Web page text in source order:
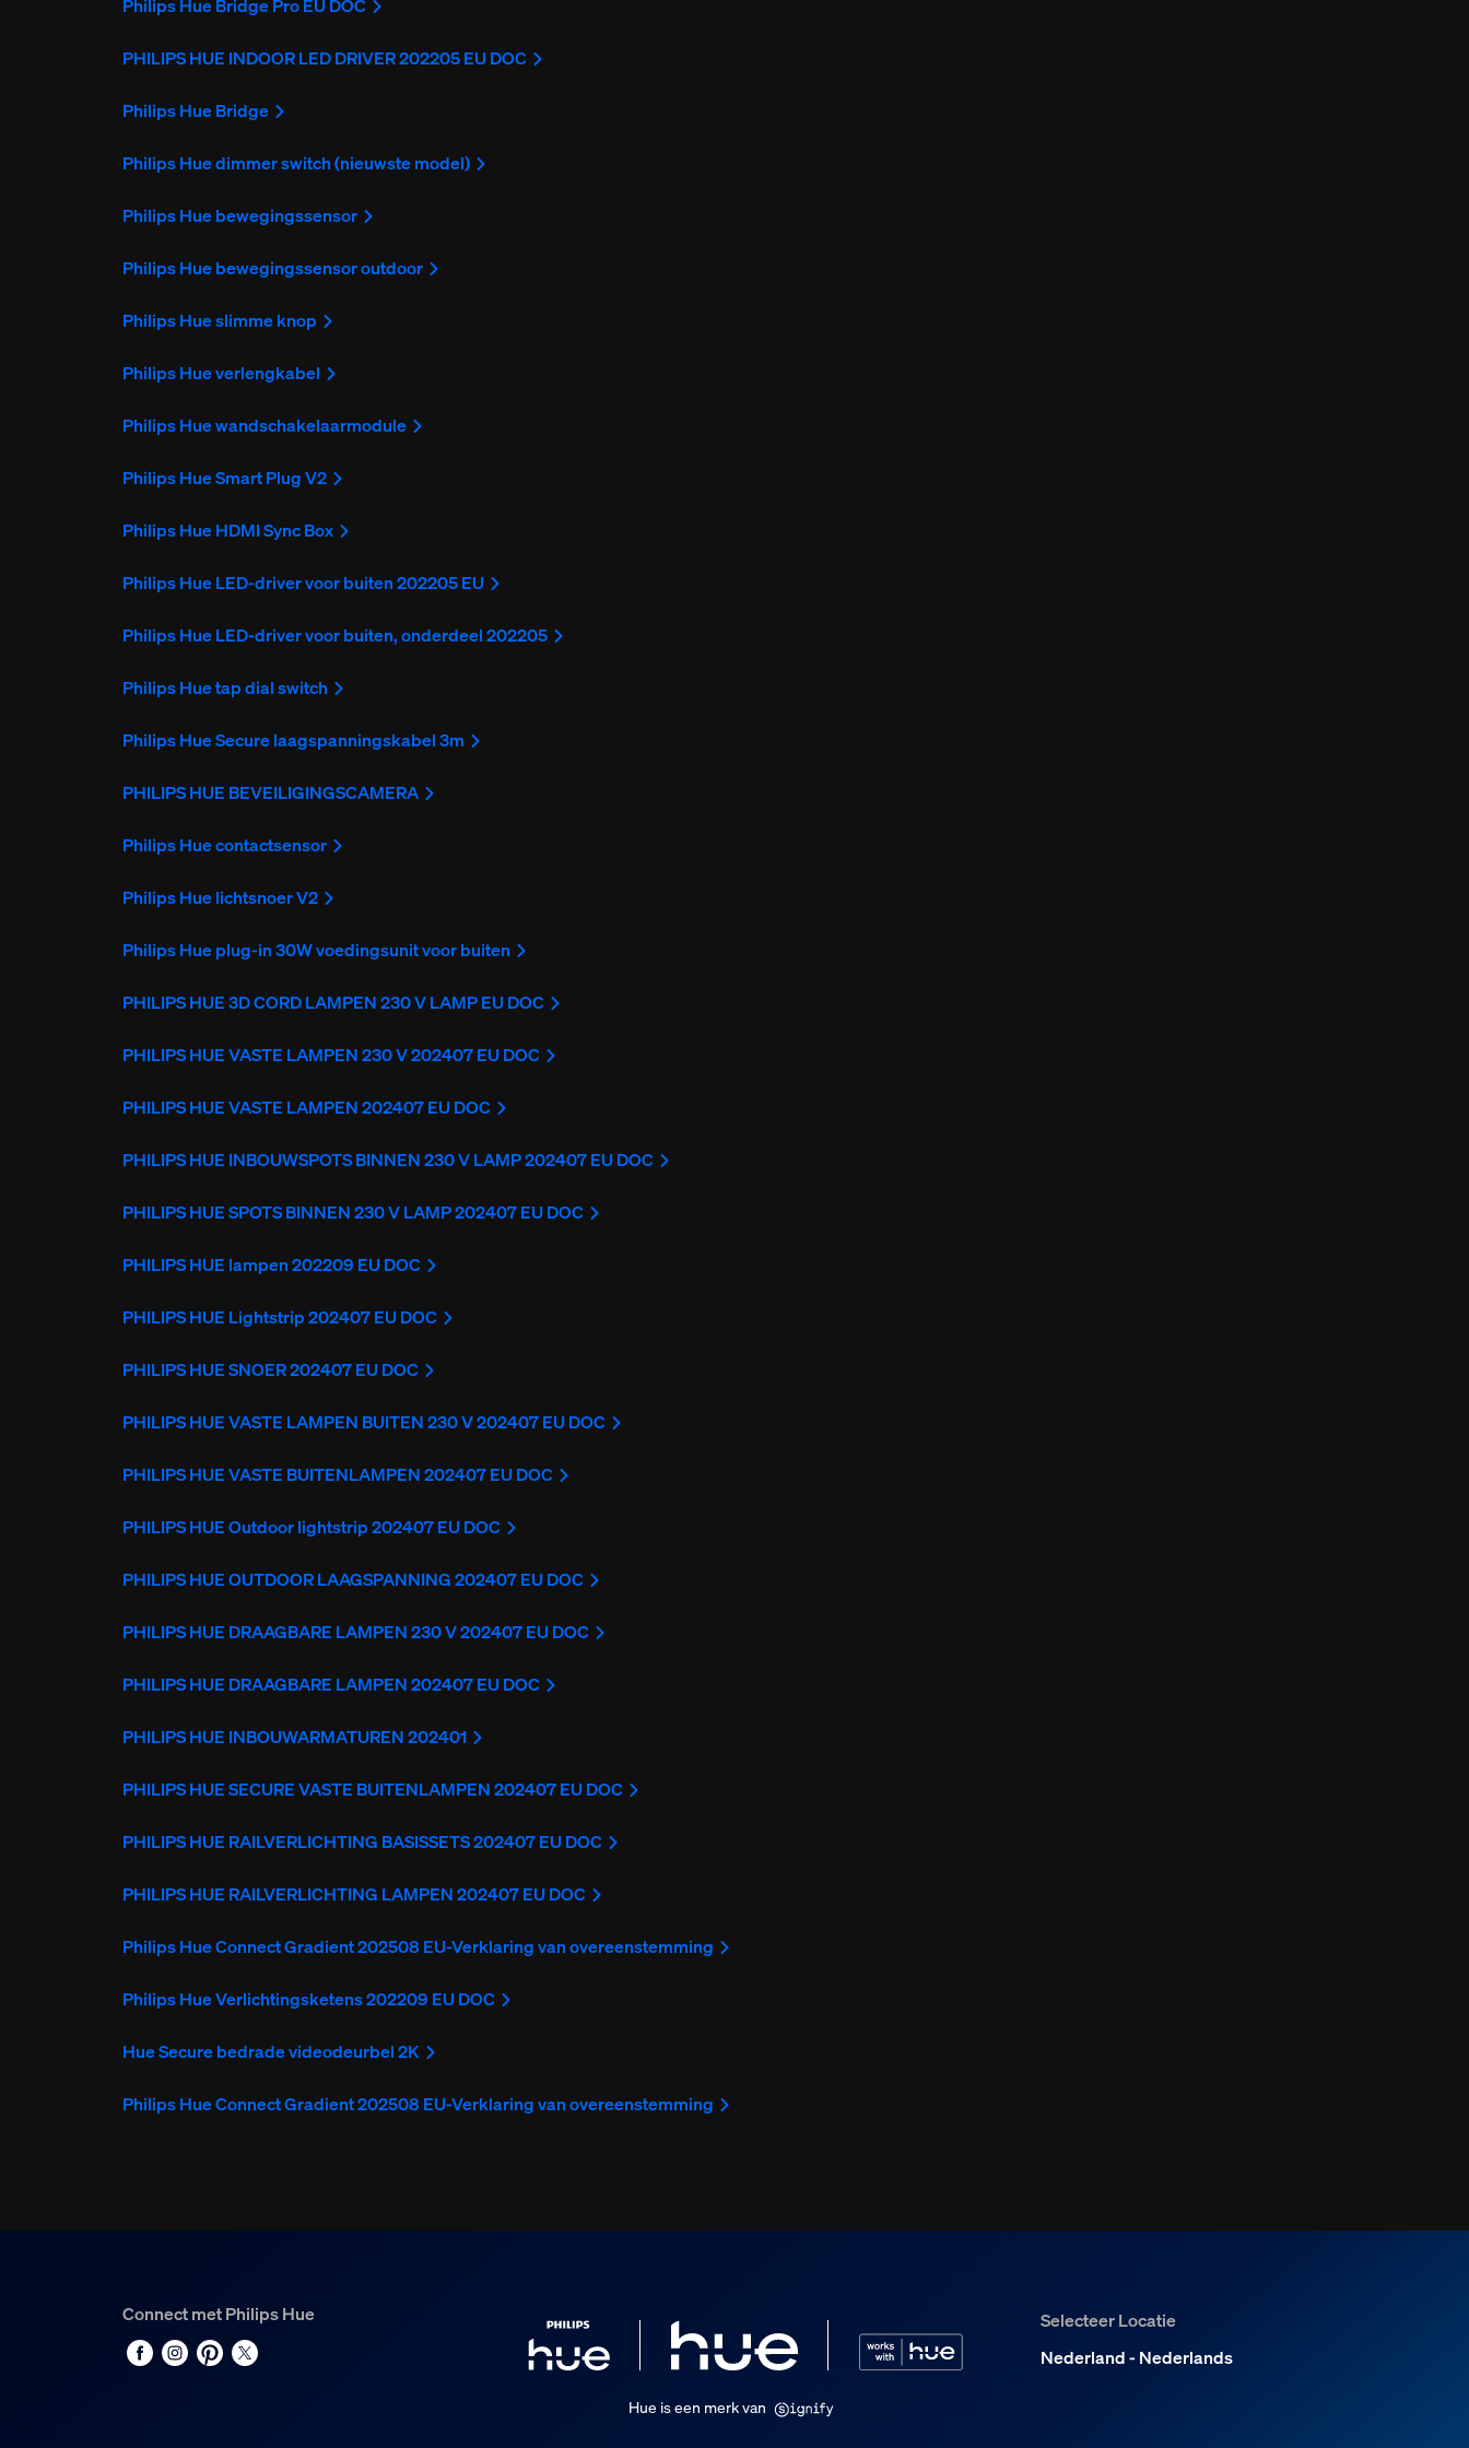
Philips Hue Bridge Pro EU DOC
PHILIPS HUE INDOOR LED DRIVER 202205 EU DOC
Philips Hue Bridge
Philips Hue dimmer switch (nieuwste model)
Philips Hue bewegingssensor
Philips Hue bewegingssensor outdoor
Philips Hue slimme knop
Philips Hue verlengkabel
Philips Hue wandschakelaarmodule
Philips Hue Smart Plug V2
Philips Hue HDMI Sync Box
Philips Hue LED-driver voor buiten 202205 EU
Philips Hue LED-driver voor buiten, onderdeel 202205
Philips Hue tap dial switch
Philips Hue Secure laagspanningskabel 3m
PHILIPS HUE BEVEILIGINGSCAMERA
Philips Hue contactsensor
Philips Hue lichtsnoer V2
Philips Hue plug-in 30W voedingsunit voor buiten
PHILIPS HUE 3D CORD LAMPEN 230 V LAMP EU DOC
PHILIPS HUE VASTE LAMPEN 230 V 202407 EU DOC
PHILIPS HUE VASTE LAMPEN 202407 EU DOC
PHILIPS HUE INBOUWSPOTS BINNEN 230 V LAMP 202407 EU DOC
PHILIPS HUE SPOTS BINNEN 230 V LAMP 202407 EU DOC
PHILIPS HUE lampen 202209 EU DOC
PHILIPS HUE Lightstrip 202407 EU DOC
PHILIPS HUE SNOER 202407 EU DOC
PHILIPS HUE VASTE LAMPEN BUITEN 230 V 202407 EU DOC
PHILIPS HUE VASTE BUITENLAMPEN 202407 EU DOC
PHILIPS HUE Outdoor lightstrip 202407 EU DOC
PHILIPS HUE OUTDOOR LAAGSPANNING 202407 EU DOC
PHILIPS HUE DRAAGBARE LAMPEN 230 V 202407 EU DOC
PHILIPS HUE DRAAGBARE LAMPEN 202407 EU DOC
PHILIPS HUE INBOUWARMATUREN 202401
PHILIPS HUE SECURE VASTE BUITENLAMPEN 202407 EU DOC
PHILIPS HUE RAILVERLICHTING BASISSETS 202407 EU DOC
PHILIPS HUE RAILVERLICHTING LAMPEN 202407 EU DOC
Philips Hue Connect Gradient 202508 EU-Verklaring van overeenstemming
Philips Hue Verlichtingsketens 202209 EU DOC
Hue Secure bedrade videodeurbel 2K
Philips Hue Connect Gradient 202508 EU-Verklaring van overeenstemming
Connect met Philips Hue
Selecteer Locatie
Nederland - Nederlands
Hue is een merk van